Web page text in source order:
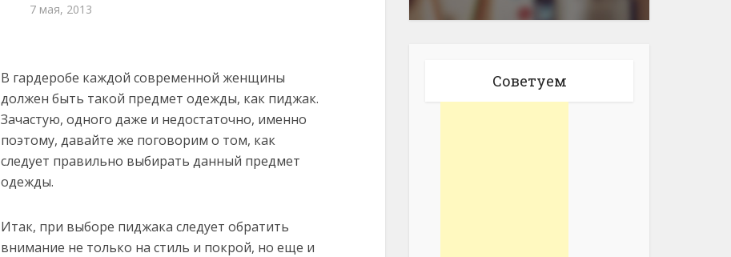
7 мая, 2013
В гардеробе каждой современной женщины
должен быть такой предмет одежды, как пиджак.
Зачастую, одного даже и недостаточно, именно
поэтому, давайте же поговорим о том, как
следует правильно выбирать данный предмет
одежды.
Итак, при выборе пиджака следует обратить
внимание не только на стиль и покрой, но еще и
Советуем